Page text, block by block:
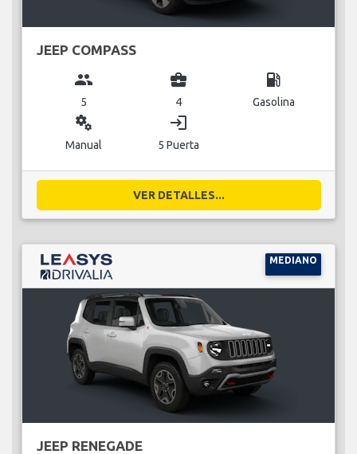
JEEP COMPASS
group
5
business_center
4
local_gas_station
Gasolina
miscellaneous_services
Manual
login
5 Puerta
VER DETALLES...
MEDIANO
JEEP RENEGADE